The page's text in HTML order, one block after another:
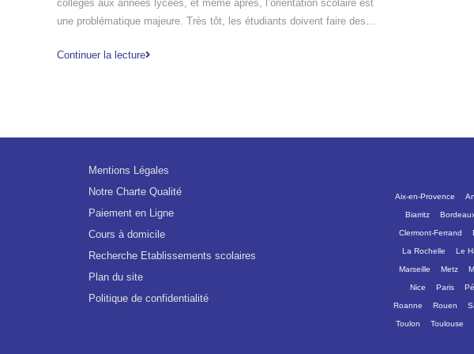
collèges aux années lycées, et même après, l’orientation scolaire est
une problématique majeure. Très tôt, les étudiants doivent faire des…
Continuer la lecture
Mentions Légales
Notre Charte Qualité
Paiement en Ligne
Cours à domicile
Recherche Etablissements scolaires
Plan du site
Politique de confidentialité
Aix-en-Provence
Biarritz
Clermont-Ferrand
La Rochelle Le
Marseille Metz
Nice Paris
Roanne Rouen
Toulon Toulouse